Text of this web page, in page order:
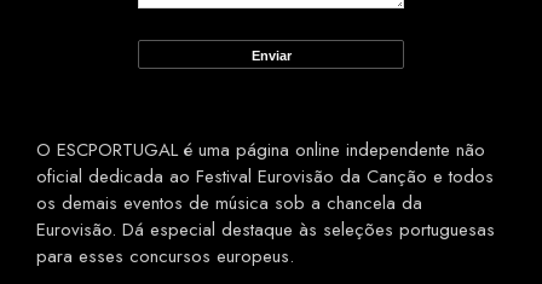
O ESCPORTUGAL é uma página online independente não
oficial dedicada ao Festival Eurovisão da Canção e todos
os demais eventos de música sob a chancela da
Eurovisão. Dá especial destaque às seleções portuguesas
para esses concursos europeus.